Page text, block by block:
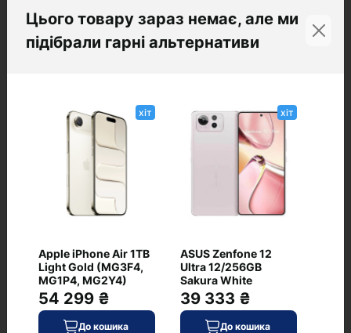
4G, 3G
Конструкція
Висота, мм
Ширина, мм
Захист від пилу і вологи
IP64
Колір корпусу
золотистий
Цього товару зараз немає, але ми
підібрали гарні альтернативи
хіт
Apple iPhone Air 1TB
Light Gold (MG3F4,
MG1P4, MG2Y4)
54 299 ₴
До кошика
хіт
ASUS Zenfone 12
Ultra 12/256GB
Sakura White
39 333 ₴
До кошика